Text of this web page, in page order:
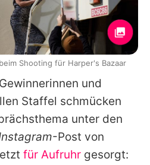
und
Staffel schmücken
unter den
-Post von
für Aufruhr gesorgt:
Shooting für Harper's Bazaar